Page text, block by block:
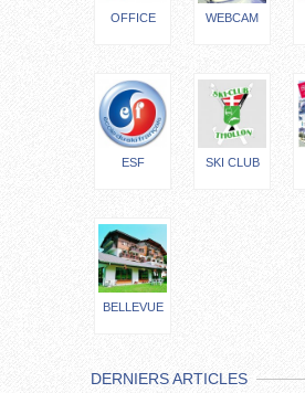
OFFICE WEBCAM
ESF SKI CLUB
BELLEVUE
DERNIERS ARTICLES